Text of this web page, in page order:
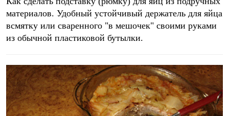
материалов. Удобный устойчивый держатель для яйца
всмятку или сваренного "в мешочек" своими руками
из обычной пластиковой бутылки.